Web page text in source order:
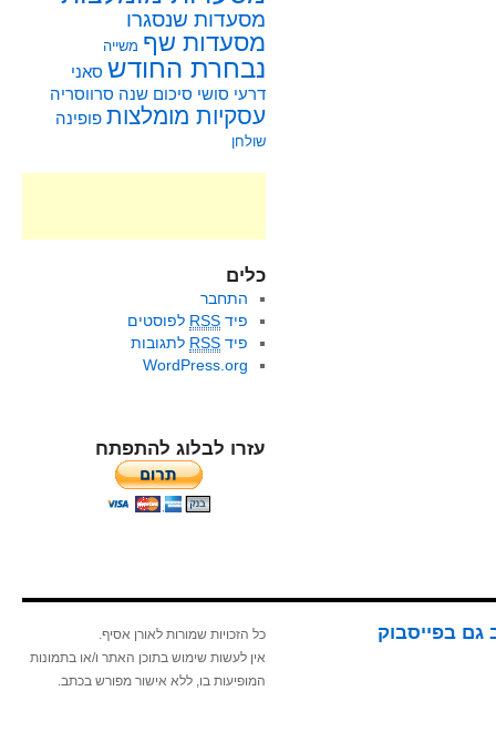
מסעדות שנסגרו
מסעדות שף משייה
נבחרת החודש סאני
דרעי סושי סיכום שנה סרווסריה
עסקיות מומלצות פופינה
שולחן
כלים
התחבר
פיד RSS לפוסטים
פיד RSS לתגובות
WordPress.org
עזרו לבלוג להתפתח
גם בפייסבוק
כל הזכויות שמורות לאורן אסיף.
אין לעשות שימוש בתוכן האתר ו/או בתמונות
המופיעות בו, ללא אישור מפורש בכתב.